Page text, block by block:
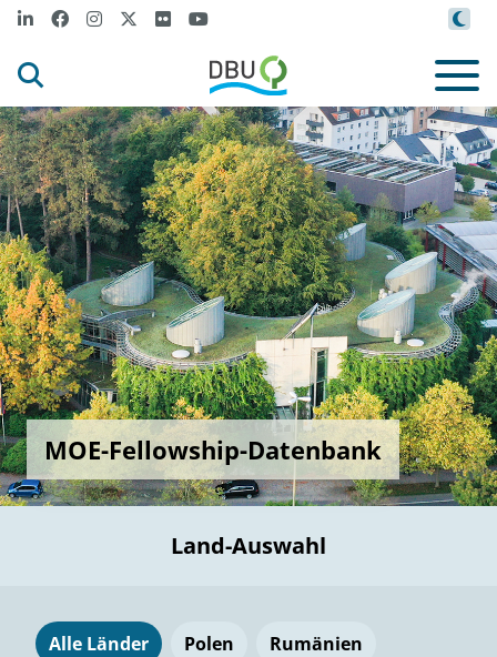
MOE-Fellowship-Datenbank
Land-Auswahl
Alle Länder Polen Rumänien